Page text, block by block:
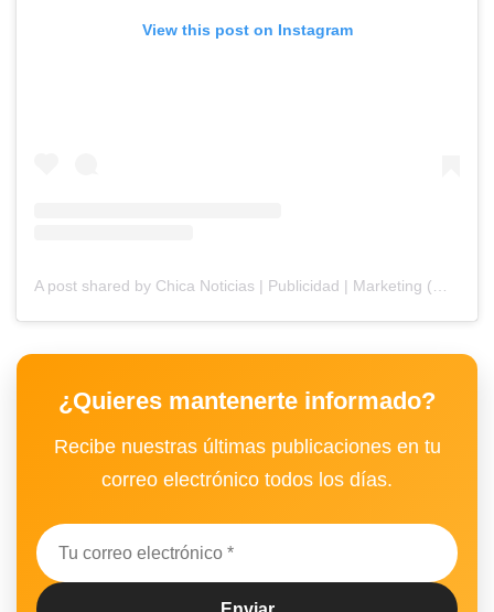
View this post on Instagram
¿Quieres mantenerte informado?
Recibe nuestras últimas publicaciones en tu
correo electrónico todos los días.